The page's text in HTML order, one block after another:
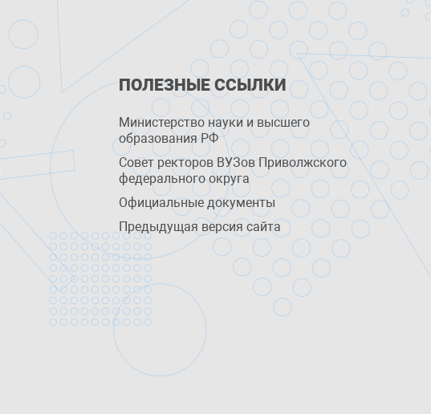
ПОЛЕЗНЫЕ ССЫЛКИ
Министерство науки и высшего
образования РФ
Совет ректоров ВУЗов Приволжского
федерального округа
Официальные документы
Предыдущая версия сайта